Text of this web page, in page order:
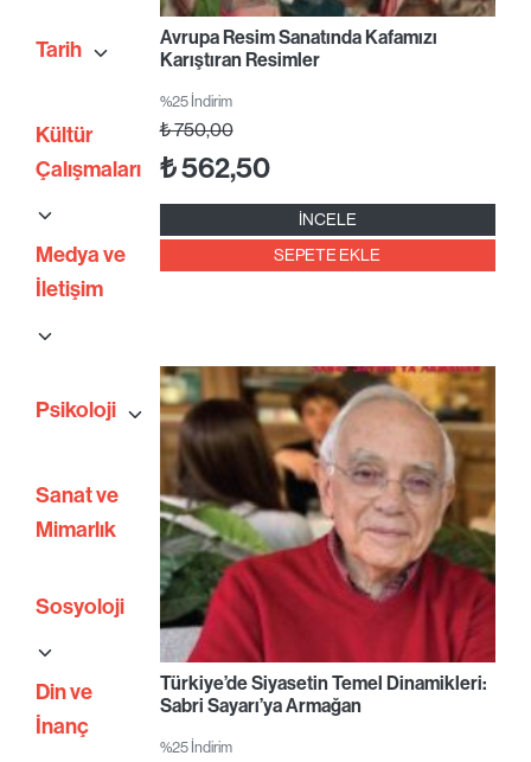
Tarih
Kültür
Çalışmaları
Medya ve
İletişim
Psikoloji
Sanat ve
Mimarlık
Sosyoloji
Din ve
İnanç
Avrupa Resim Sanatında Kafamızı
Karıştıran Resimler
%25 İndirim
₺750,00
₺562,50
İNCELE
SEPETE EKLE
Türkiye’de Siyasetin Temel Dinamikleri:
Sabri Sayarı’ya Armağan
%25 İndirim